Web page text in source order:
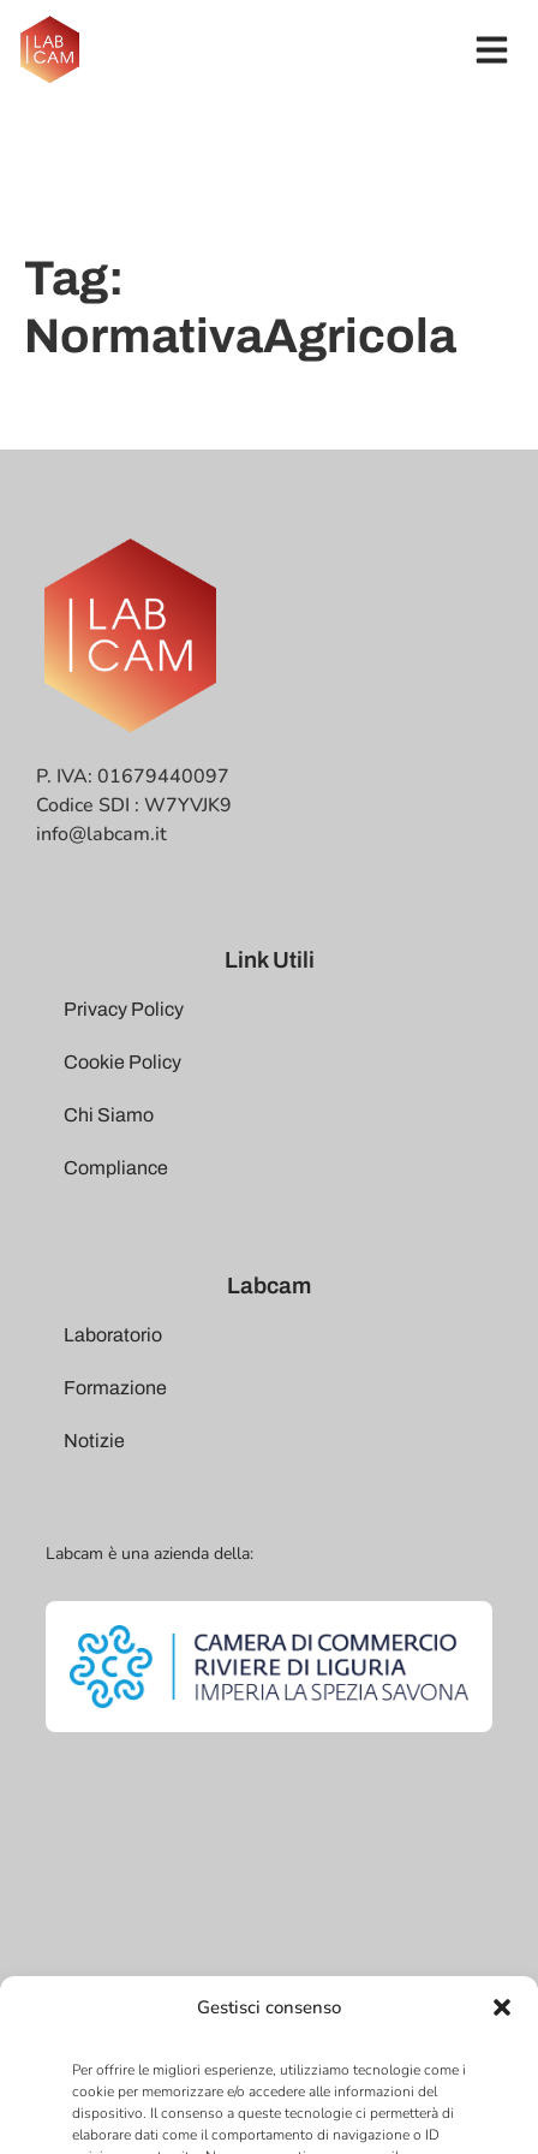
Gestisci consenso
Per offrire le migliori esperienze, utilizziamo tecnologie come i
cookie per memorizzare e/o accedere alle informazioni del
dispositivo. Il consenso a queste tecnologie ci permetterà di
elaborare dati come il comportamento di navigazione o ID
Tag:
NormativaAgricola
P. IVA: 01679440097
Codice SDI : W7YVJK9
info@labcam.it
Link Utili
Privacy Policy
Cookie Policy
Chi Siamo
Compliance
Labcam
Laboratorio
Formazione
Notizie
Labcam è una azienda della: